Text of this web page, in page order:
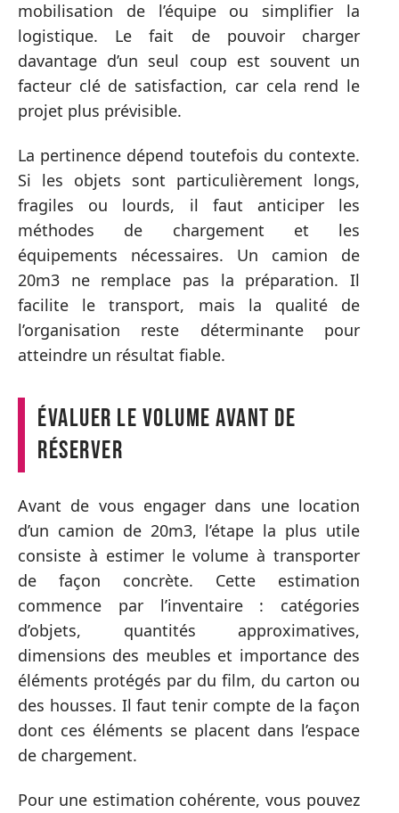
mobilisation de l’équipe ou simplifier la
logistique. Le fait de pouvoir charger
davantage d’un seul coup est souvent un
facteur clé de satisfaction, car cela rend le
projet plus prévisible.
La pertinence dépend toutefois du contexte.
Si les objets sont particulièrement longs,
fragiles ou lourds, il faut anticiper les
méthodes de chargement et les
équipements nécessaires. Un camion de
20m3 ne remplace pas la préparation. Il
facilite le transport, mais la qualité de
l’organisation reste déterminante pour
atteindre un résultat fiable.
Évaluer le volume avant de
réserver
Avant de vous engager dans une location
d’un camion de 20m3, l’étape la plus utile
consiste à estimer le volume à transporter
de façon concrète. Cette estimation
commence par l’inventaire : catégories
d’objets, quantités approximatives,
dimensions des meubles et importance des
éléments protégés par du film, du carton ou
des housses. Il faut tenir compte de la façon
dont ces éléments se placent dans l’espace
de chargement.
Pour une estimation cohérente, vous pouvez